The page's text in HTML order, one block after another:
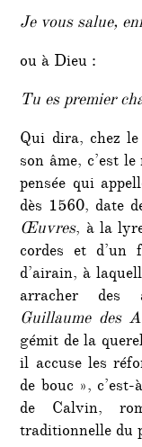
Je vous salue,
ou à Dieu :
Tu es premier
Qui dira, chez
son âme, c’est
pensée qui
dès 1560, date
Œuvres, à la
cordes et
d’airain, à
arracher des
Guillaume des
gémit de la
il accuse les
de bouc »,
de Calvin,
traditionnelle du